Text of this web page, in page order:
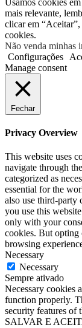
mais relevante,
clicar em
cookies.
Não venda minhas
Configurações
Manage consent
Fechar
Privacy Overview
This website uses
navigate through
categorized as
essential for the
also use third-party
you use this
only with your
cookies. But opting
browsing
Necessary
Necessary
Sempre ativado
Necessary cookies
function properly.
security features of
SALVAR E